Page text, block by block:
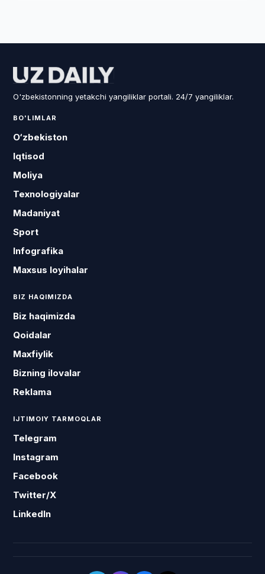
O'zbekistonning yetakchi yangiliklar portali. 24/7 yangiliklar.
BO'LIMLAR
O‘zbekiston
Iqtisod
Moliya
Texnologiyalar
Madaniyat
Sport
Infografika
Maxsus loyihalar
BIZ HAQIMIZDA
Biz haqimizda
Qoidalar
Maxfiylik
Bizning ilovalar
Reklama
IJTIMOIY TARMOQLAR
Telegram
Instagram
Facebook
Twitter/X
LinkedIn